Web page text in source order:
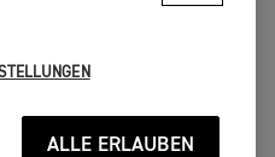
ALLE ERLAUBEN